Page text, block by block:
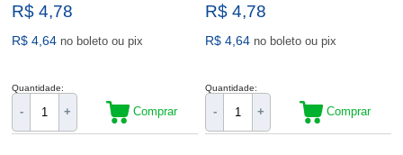
R$ 4,78
R$ 4,64 no boleto ou pix
Quantidade:
- + Comprar
R$ 4,78
R$ 4,64 no boleto ou pix
Quantidade:
- + Comprar